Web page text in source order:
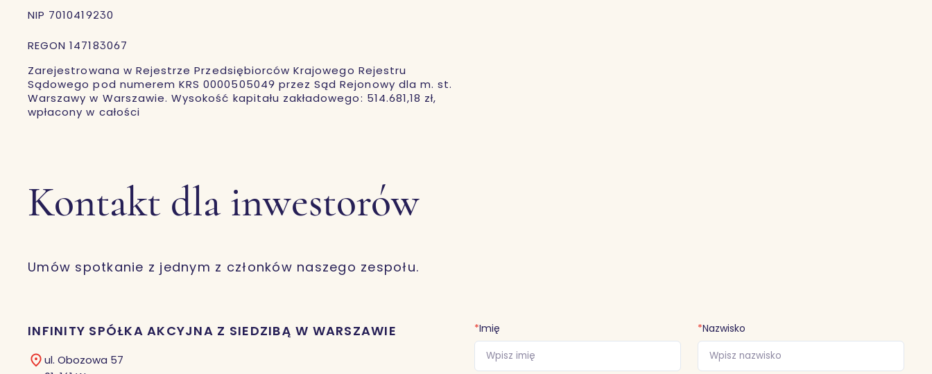
NIP 7010419230
REGON 147183067
Zarejestrowana w Rejestrze Przedsiębiorców Krajowego Rejestru
Sądowego pod numerem KRS 0000505049 przez Sąd Rejonowy dla m. st.
Warszawy w Warszawie. Wysokość kapitału zakładowego: 514.681,18 zł,
wpłacony w całości
Kontakt dla inwestorów
Umów spotkanie z jednym z członków naszego zespołu.
INFINITY SPÓŁKA AKCYJNA Z SIEDZIBĄ W WARSZAWIE
ul. Obozowa 57
*Imię *Nazwisko